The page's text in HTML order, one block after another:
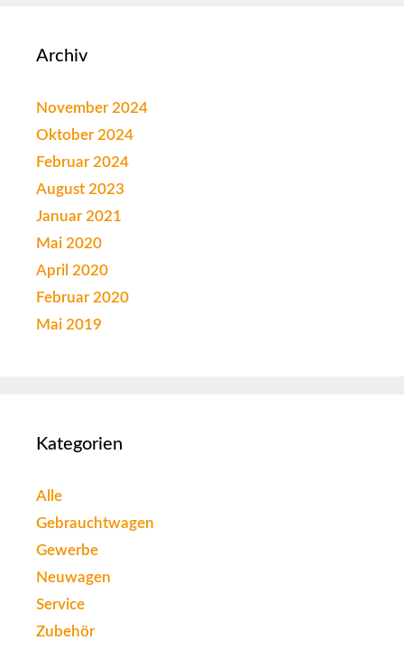
Archiv
November 2024
Oktober 2024
Februar 2024
August 2023
Januar 2021
Mai 2020
April 2020
Februar 2020
Mai 2019
Kategorien
Alle
Gebrauchtwagen
Gewerbe
Neuwagen
Service
Zubehör